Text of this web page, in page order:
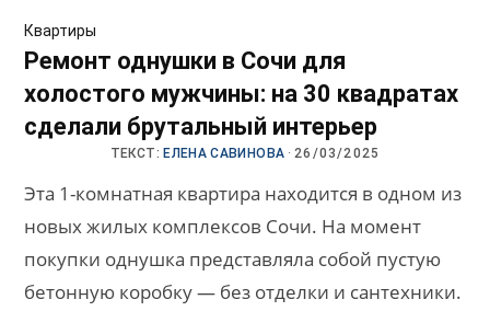
Квартиры
Ремонт однушки в Сочи для
холостого мужчины: на 30 квадратах
сделали брутальный интерьер
ТЕКСТ: ЕЛЕНА САВИНОВА ·26/03/2025
Эта 1-комнатная квартира находится в одном из
новых жилых комплексов Сочи. На момент
покупки однушка представляла собой пустую
бетонную коробку — без отделки и сантехники.